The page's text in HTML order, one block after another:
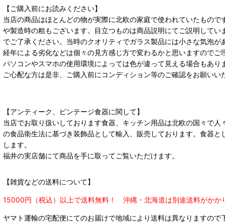
【ご購入前にお読みください】
当店の商品はほとんどの物が実際に北欧の家庭で使われていたもの
や製造時の粗もございます。目立つものは商品説明にてご説明して
でご了承ください。当時のクオリティでガラス製品には小さな気泡が
経年による劣化などは個々の見方感じ方で変わるかと思いますのでご
パソコンやスマホの使用環境によっては色が違って見える場合もあ
ご心配な方は是非、ご購入前にコンディション等のご確認をお願い
【アンティーク、ビンテージ食器に関して】
当店でお取り扱いしております食器、キッチン用品は北欧の国々で
の食品衛生法に基づき装飾品として輸入、販売しております。食器
します。
福井の実店舗にて商品を手に取ってご覧いただけます。
【雑貨などの送料について】
15000円（税込）以上で送料無料！ 沖縄・北海道は別途送料がかか
ヤマト運輸の宅配便にてのお届けで地域により送料は異なりますので